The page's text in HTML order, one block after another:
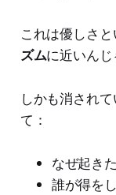
これは優しさと
ズムに近いんじ
しかも消され
て：
なぜ起き
誰が得を